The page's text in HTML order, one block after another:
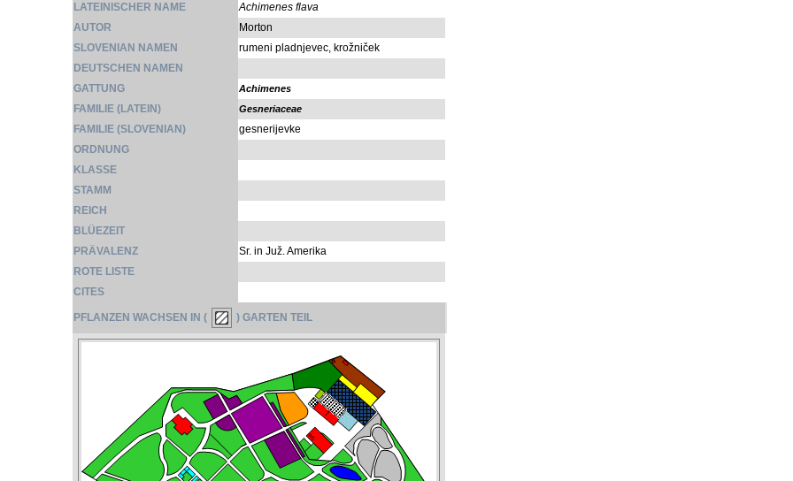
LATEINISCHER NAME
Achimenes flava
AUTOR
Morton
SLOVENIAN NAMEN
rumeni pladnjevec, krožniček
DEUTSCHEN NAMEN
GATTUNG
Achimenes
FAMILIE (LATEIN) Gesneriaceae
FAMILIE (SLOVENIAN)
gesnerijevke
ORDNUNG
KLASSE
STAMM
REICH
BLÜEZEIT
PRÄVALENZ
Sr. in Juž. Amerika
ROTE LISTE
CITES
PFLANZEN WACHSEN IN ( ) GARTEN TEIL